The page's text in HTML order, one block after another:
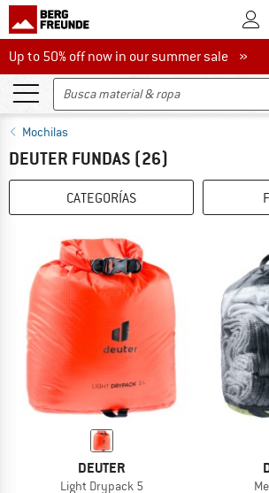
A la
Up to 50% off now in our summer sale
Up to 50% off now in our summer sale »
Mochilas
DEUTER FUNDAS (26)
CATEGORÍAS
DEUTER
Light Drypack 5